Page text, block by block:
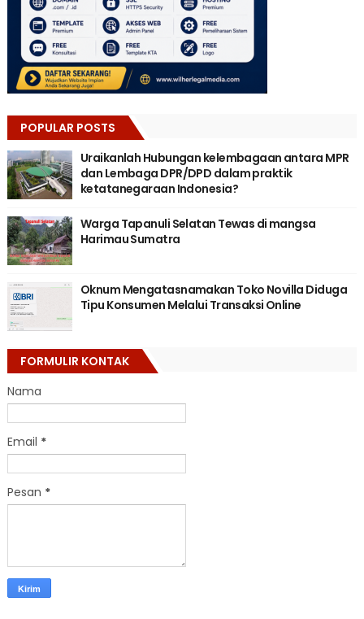
POPULAR POSTS
Uraikanlah Hubungan kelembagaan antara MPR
dan Lembaga DPR/DPD dalam praktik
ketatanegaraan Indonesia?
Warga Tapanuli Selatan Tewas di mangsa
Harimau Sumatra
Oknum Mengatasnamakan Toko Novilla Diduga
Tipu Konsumen Melalui Transaksi Online
FORMULIR KONTAK
Nama
Email *
Pesan *